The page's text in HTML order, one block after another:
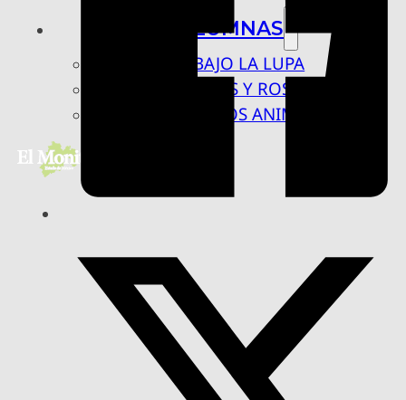
COLUMNAS
BAJO LA LUPA
RASTROS Y ROSTROS
VÍNCULOS ANIMALES